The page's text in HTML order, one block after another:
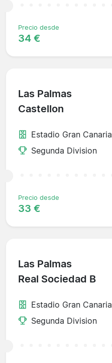
Precio desde
34 €
Las Palmas
Castellon
Estadio Gran Canaria
Segunda Division
Precio desde
33 €
Las Palmas
Real Sociedad B
Estadio Gran Canaria
Segunda Division